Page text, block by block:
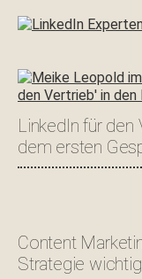
LinkedIn für den
dem ersten
Content
Strategie